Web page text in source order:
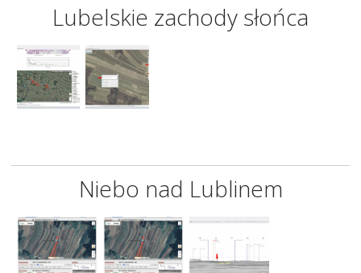
Lubelskie zachody słońca
Niebo nad Lublinem